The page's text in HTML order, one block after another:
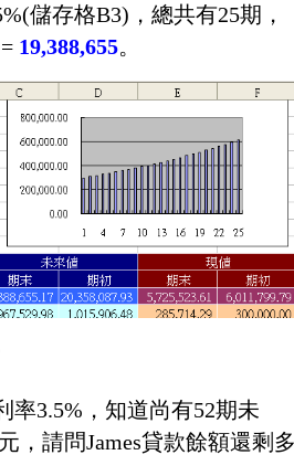
儲存格B3)，總共有25期，
19,388,655。
率3.5%，知道尚有52期未
，請問James貸款餘額還剩